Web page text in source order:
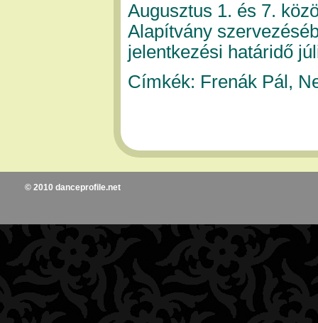
Augusztus 1. és 7.
Alapítvány
jelentkezési határidő
Címkék: Frenák Pál,
© 2010 danceprofile.net